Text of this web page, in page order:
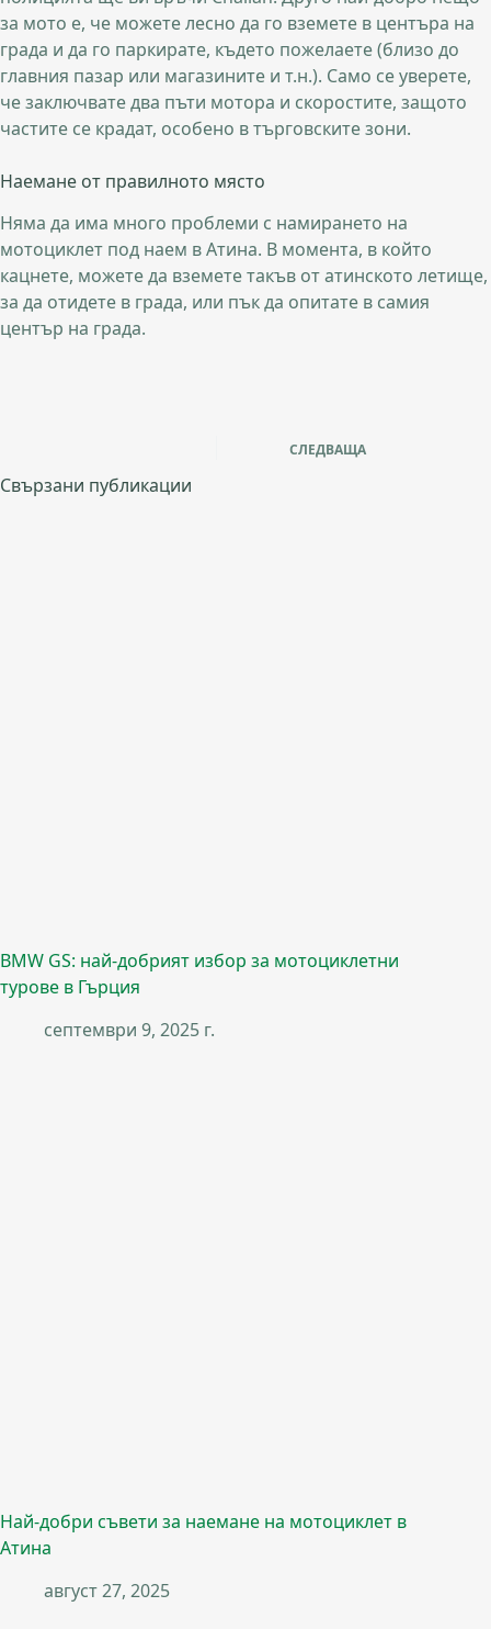
за мото е, че можете лесно да го вземете в центъра на
града и да го паркирате, където пожелаете (близо до
главния пазар или магазините и т.н.). Само се уверете,
че заключвате два пъти мотора и скоростите, защото
частите се крадат, особено в търговските зони.
Наемане от правилното място
Няма да има много проблеми с намирането на
мотоциклет под наем в Атина. В момента, в който
кацнете, можете да вземете такъв от атинското летище,
за да отидете в града, или пък да опитате в самия
център на града.
СЛЕДВАЩА
Свързани публикации
BMW GS: най-добрият избор за мотоциклетни
турове в Гърция
септември 9, 2025 г.
Най-добри съвети за наемане на мотоциклет в
Атина
август 27, 2025